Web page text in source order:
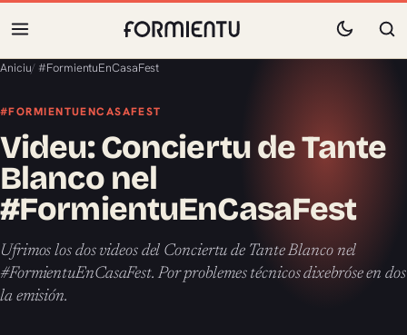
Aniciu/ #FormientuEnCasaFest
#FORMIENTUENCASAFEST
Videu: Conciertu de Tante
Blanco nel
#FormientuEnCasaFest
Ufrimos los dos videos del Conciertu de Tante Blanco nel
#FormientuEnCasaFest. Por problemes técnicos dixebróse en dos
la emisión.